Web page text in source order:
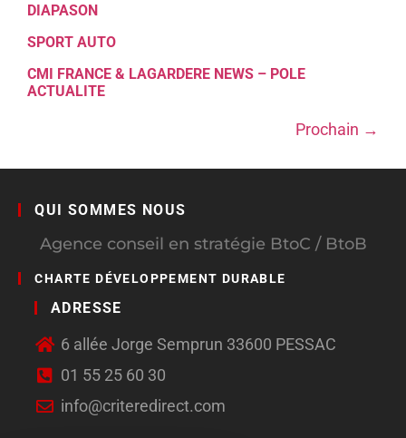
DIAPASON
SPORT AUTO
CMI FRANCE & LAGARDERE NEWS – POLE
ACTUALITE
Prochain →
QUI SOMMES NOUS
Agence conseil en stratégie BtoC / BtoB
CHARTE DÉVELOPPEMENT DURABLE
ADRESSE
6 allée Jorge Semprun 33600 PESSAC
01 55 25 60 30
info@criteredirect.com